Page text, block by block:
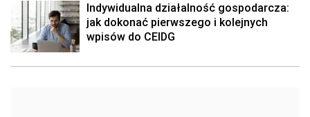
Indywidualna działalność gospodarcza:
jak dokonać pierwszego i kolejnych
wpisów do CEIDG